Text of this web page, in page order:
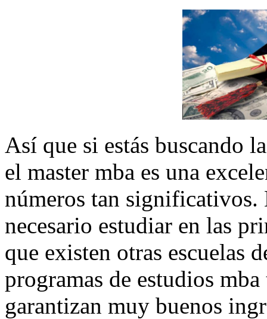
Así que si estás buscando
el master mba es una
números tan significativos.
necesario estudiar en las
que existen otras escuelas
programas de estudios
garantizan muy buenos